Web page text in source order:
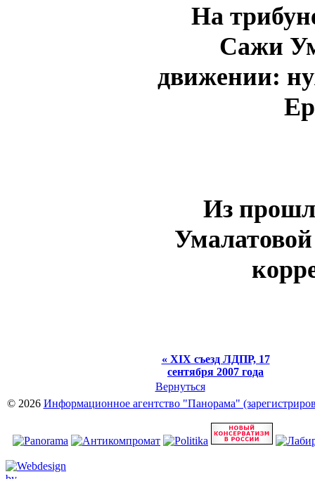
На
Сажи
движении:
Из
« XIX съезд ЛДПР, 17
сентября 2007 года
Вернуться
© 2026 Информационное агентство "Панорама"